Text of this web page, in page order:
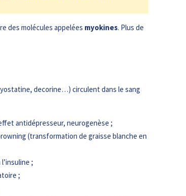
des molécules appelées myokines. Plus de
decorine…) circulent dans le sang
antidépresseur, neurogenèse ;
(transformation de graisse blanche en
;
;